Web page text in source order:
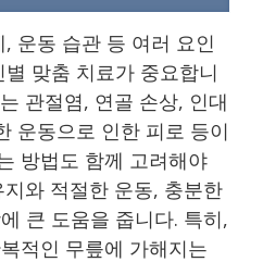
운동 습관 등 여러 요인
맞춤 치료가 중요합니
관절염, 연골 손상, 인대
운동으로 인한 피로 등이
방법도 함께 고려해야
와 적절한 운동, 충분한
큰 도움을 줍니다. 특히,
적인 무릎에 가해지는